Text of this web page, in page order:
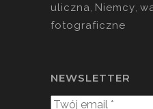
uliczna, Niemcy,
fotograficzne
NEWSLETTER